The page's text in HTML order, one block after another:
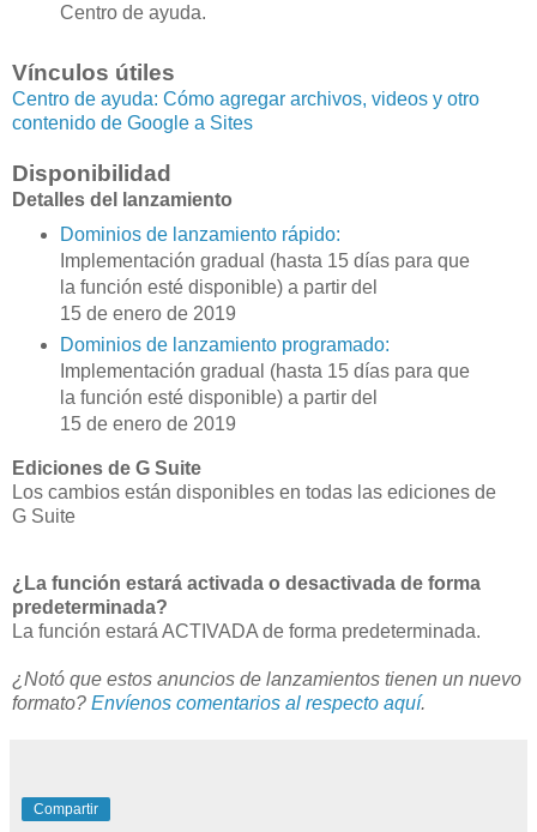
Centro de ayuda.
Vínculos útiles
Centro de ayuda: Cómo agregar archivos, videos y otro
contenido de Google a Sites
Disponibilidad
Detalles del lanzamiento
Dominios de lanzamiento rápido:
Implementación gradual (hasta 15 días para que
la función esté disponible) a partir del
15 de enero de 2019
Dominios de lanzamiento programado:
Implementación gradual (hasta 15 días para que
la función esté disponible) a partir del
15 de enero de 2019
Ediciones de G Suite
Los cambios están disponibles en todas las ediciones de
G Suite
¿La función estará activada o desactivada de forma
predeterminada?
La función estará ACTIVADA de forma predeterminada.
¿Notó que estos anuncios de lanzamientos tienen un nuevo
formato? Envíenos comentarios al respecto aquí.
Compartir